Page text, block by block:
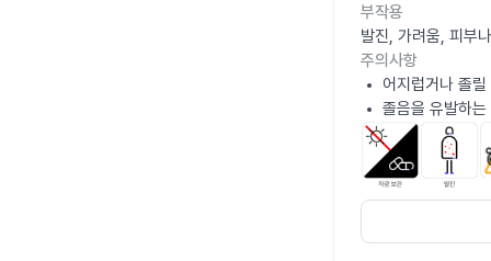
부작용
발진, 가려움, 피부
주의사항
어지럽거나 졸
졸음을 유발하